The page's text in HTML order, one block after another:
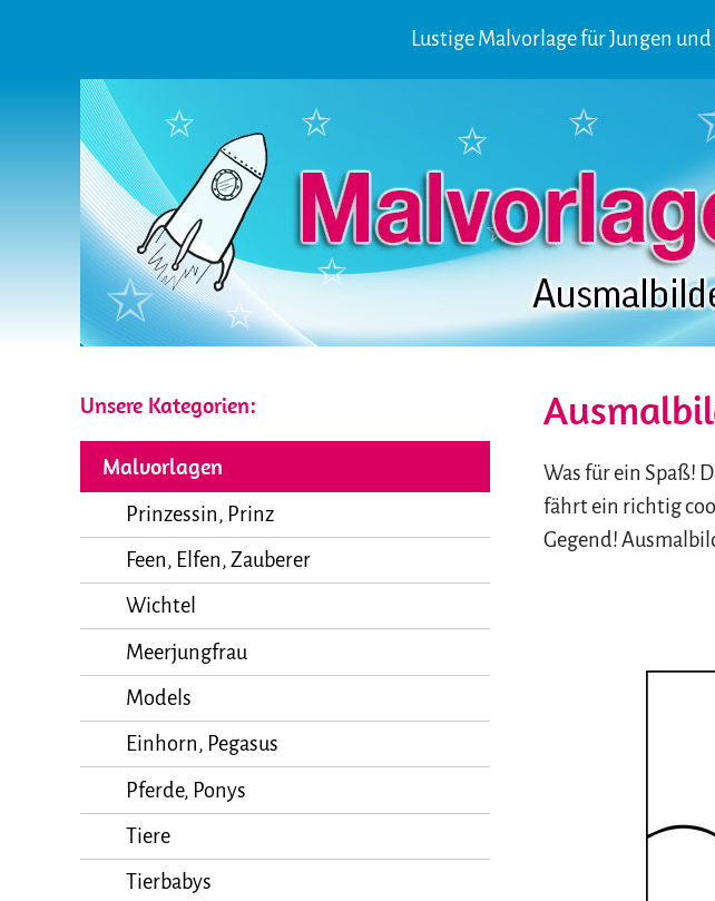
Lustige Malvorlage für Jungen
Unsere Kategorien:
Malvorlagen
Prinzessin, Prinz
Feen, Elfen, Zauberer
Wichtel
Meerjungfrau
Models
Einhorn, Pegasus
Pferde, Ponys
Tiere
Tierbabys
Was für ein Spaß!
fährt ein richtig
Gegend!